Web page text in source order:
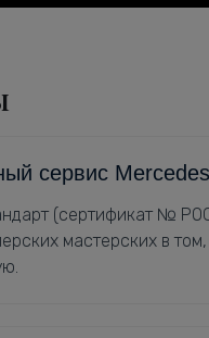
сервис
(сертификат №
мастерских в